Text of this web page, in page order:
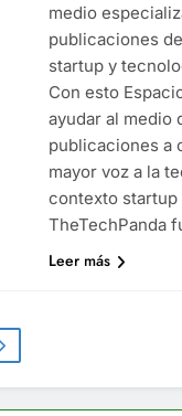
medio
publicaciones
startup y
Con esto
ayudar al medio
publicaciones a
mayor voz a la
contexto startup
TheTechPanda
Leer más